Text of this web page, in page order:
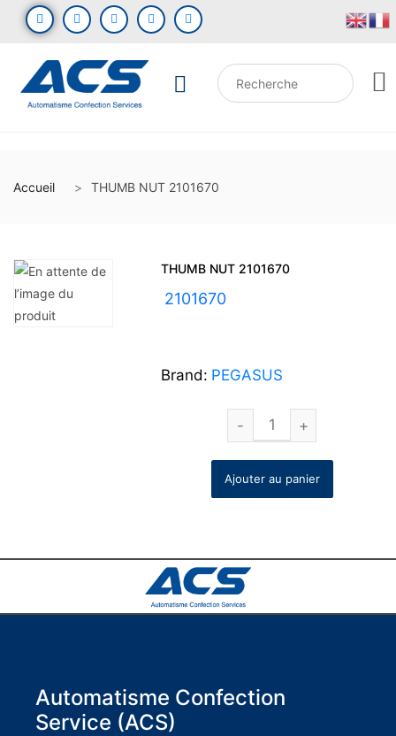
Accueil THUMB NUT 2101670
THUMB NUT 2101670
2101670
Brand: PEGASUS
Ajouter au panier
Automatisme Confection
Service (ACS)